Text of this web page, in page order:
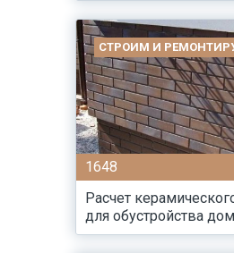
СТРОИМ И
1648
Расчет
для обустройства